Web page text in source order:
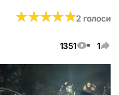
1351 1
★★★★★
★★★★★2 голоси